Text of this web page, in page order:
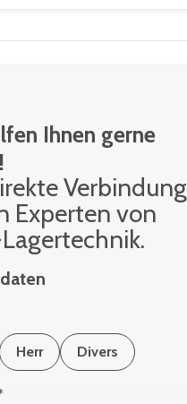
Ihnen gerne
Ver­bin­dung
Ex­per­ten von
Herr Divers